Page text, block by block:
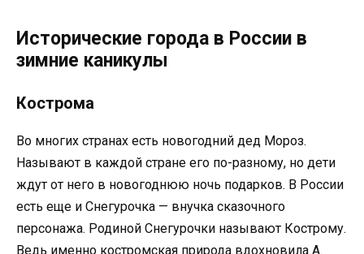
Исторические города в России в
зимние каникулы
Кострома
Во многих странах есть новогодний дед Мороз.
Называют в каждой стране его по-разному, но дети
ждут от него в новогоднюю ночь подарков. В России
есть еще и Снегурочка — внучка сказочного
персонажа. Родиной Снегурочки называют Кострому.
Ведь именно костромская природа вдохновила А.